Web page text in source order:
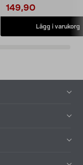
149,90
Lägg i varukorg